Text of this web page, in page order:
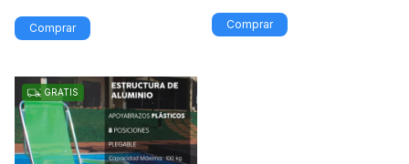
Comprar
GRATIS